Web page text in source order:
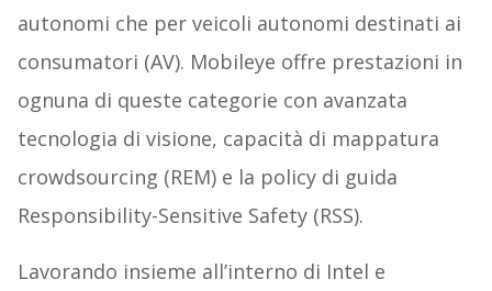
autonomi che per veicoli autonomi destinati ai
consumatori (AV). Mobileye offre prestazioni in
ognuna di queste categorie con avanzata
tecnologia di visione, capacità di mappatura
crowdsourcing (REM) e la policy di guida
Responsibility-Sensitive Safety (RSS).
Lavorando insieme all’interno di Intel e